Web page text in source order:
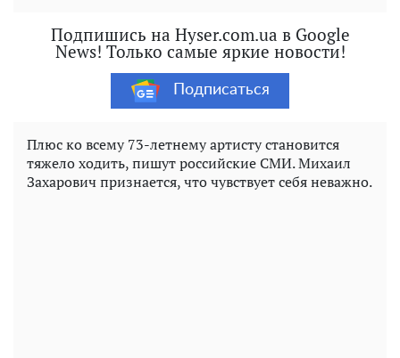
Подпишись на Hyser.com.ua в Google
News! Только самые яркие новости!
Подписаться
Плюс ко всему 73-летнему артисту становится
тяжело ходить, пишут российские СМИ. Михаил
Захарович признается, что чувствует себя неважно.